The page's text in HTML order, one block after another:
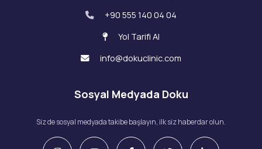
+90 555 140 04 04
Yol Tarifi Al
info@dokuclinic.com
Sosyal Medyada Doku
Siz de sosyal medyada takibe başlayın, ilk siz haberdar olun.